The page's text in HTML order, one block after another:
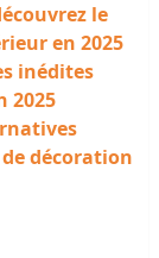
le
en 2025
inédites
2025
décoration